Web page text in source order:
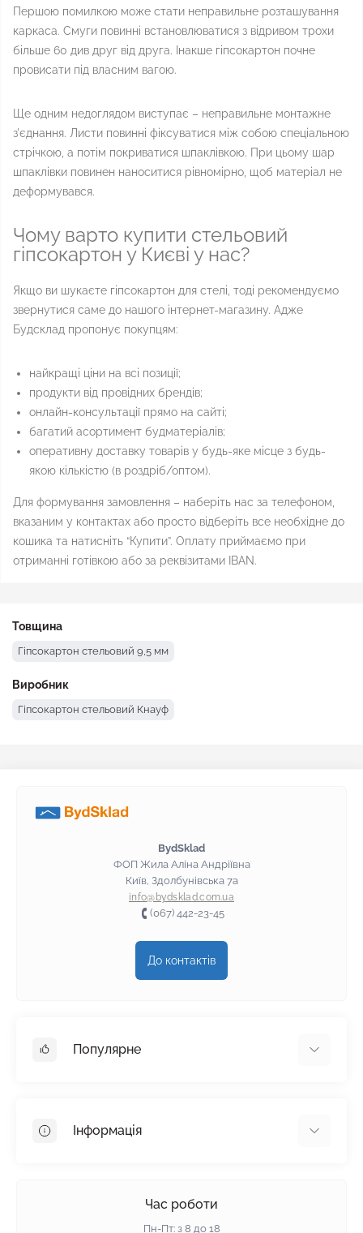
Першою помилкою може стати неправильне розташування
каркаса. Смуги повинні встановлюватися з відривом трохи
більше 60 див друг від друга. Інакше гіпсокартон почне
провисати під власним вагою.
Ще одним недоглядом виступає – неправильне монтажне
з'єднання. Листи повинні фіксуватися між собою спеціальною
стрічкою, а потім покриватися шпаклівкою. При цьому шар
шпаклівки повинен наноситися рівномірно, щоб матеріал не
деформувався.
Чому варто купити стельовий
гіпсокартон у Києві у нас?
Якщо ви шукаєте гіпсокартон для стелі, тоді рекомендуємо
звернутися саме до нашого інтернет-магазину. Адже
Будсклад пропонує покупцям:
найкращі ціни на всі позиції;
продукти від провідних брендів;
онлайн-консультації прямо на сайті;
багатий асортимент будматеріалів;
оперативну доставку товарів у будь-яке місце з будь-
якою кількістю (в роздріб/оптом).
Для формування замовлення – наберіть нас за телефоном,
вказаним у контактах або просто відберіть все необхідне до
кошика та натисніть “Купити”. Оплату приймаємо при
отриманні готівкою або за реквізитами IBAN.
Товщина
Гіпсокартон стельовий 9,5 мм
Виробник
Гіпсокартон стельовий Кнауф
BydSklad
ФОП Жила Аліна Андріївна
Київ, Здолбунівська 7а
info@bydsklad.com.ua
(067) 442-23-45
До контактів
Популярне
Пінопласт
Інформація
Час роботи
Пн-Пт: з 8 до 18